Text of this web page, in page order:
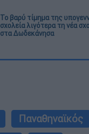
Το βαρύ τίμημα της
σχολεία λιγότερα τη νέα
στα Δωδεκάνησα
Παναθηναϊκός